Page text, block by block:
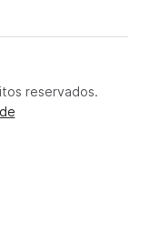
reservados.